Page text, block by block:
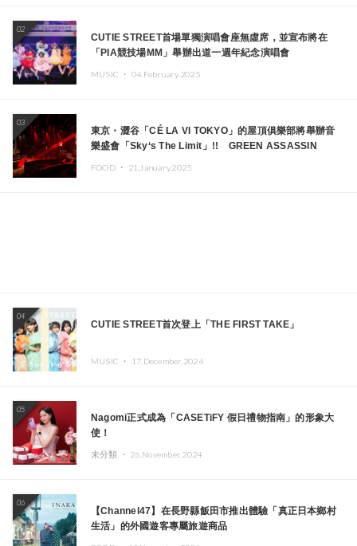
02
CUTIE STREET首場單獨演唱會座無虛席，並宣布將在
「PIA競技場MM」舉辦出道一週年紀念演唱會
MUSIC ・ 04.February.2025
03
東京・澀谷「CÉ LA VI TOKYO」的屋頂俱樂部將舉辦音
樂盛會「Sky‘s The Limit」!! GREEN ASSASSIN
本頂尖DJ及創作者齊聚一堂
FOOD ・ 21.January.2025
04
CUTIE STREET首次登上「THE FIRST TAKE」
MUSIC ・ 17.December.2024
05
Nagomi正式成為「CASETiFY 假日禮物指南」的形象大
使！
未分類 ・ 26.November.2024
06
【Channel47】在長野縣飯田市推出體驗「真正日本鄉村
生活」的外國遊客專屬旅遊商品